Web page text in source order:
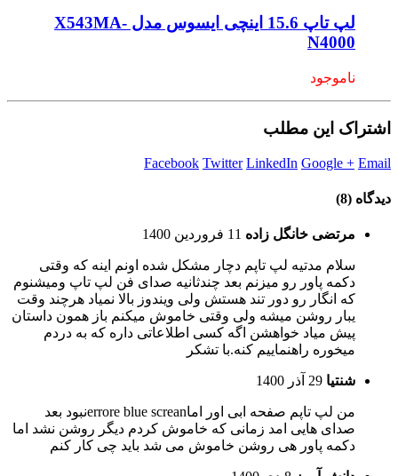
لپ تاپ 15.6 اینچی ایسوس مدل X543MA-
N4000
ناموجود
اشتراک این مطلب
Facebook Twitter LinkedIn Google + Email
دیدگاه (8)
مرتضی خانگل زاده 11 فروردین 1400
سلام مدتیه لپ تاپم دچار مشکل شده اونم اینه که وقتی
دکمه پاور رو میزنم بعد چندثانیه صدای فن لپ تاپ ومیشنوم
که انگار رو دور تند هستش ولی ویندوز بالا نمیاد هرچند وقت
یبار روشن میشه ولی وقتی خاموش میکنم باز همون داستان
پیش میاد خواهشن اگه کسی اطلاعاتی داره که به دردم
میخوره راهنماییم کنه.با تشکر
شنتيا 29 آذر 1400
من لپ تاپم صفحه ابى اور اماerrore blue screanنبود بعد
صداى هايى امد زمانى كه خاموش كردم ديگر روشن نشد اما
دكمه پاور هى روشن خاموش مى شد بايد چى كار كنم